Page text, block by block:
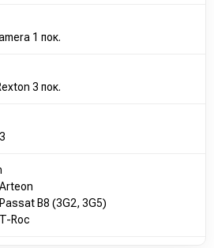
1 пок.
3 пок.
B8 (3G2, 3G5)
Roc